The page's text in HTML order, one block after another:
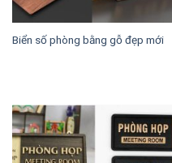
Biển số phòng bằng gỗ đẹp mới